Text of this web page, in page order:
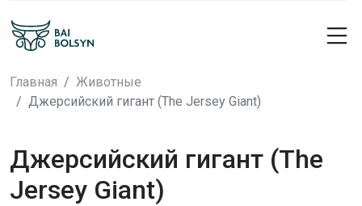
Главная
Животные
Джерсийский гигант (The Jersey Giant)
Джерсийский гигант (The
Jersey Giant)